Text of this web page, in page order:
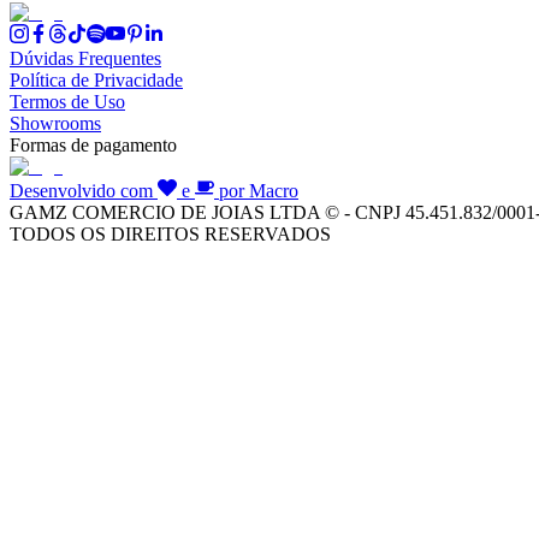
Dúvidas Frequentes
Política de Privacidade
Termos de Uso
Showrooms
Formas de pagamento
Desenvolvido com e
por Macro
GAMZ COMERCIO DE JOIAS LTDA © - CNPJ 45.451.832/
TODOS OS DIREITOS RESERVADOS